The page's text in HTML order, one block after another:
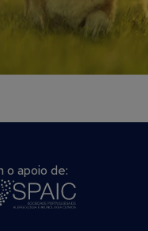
o apoio de: